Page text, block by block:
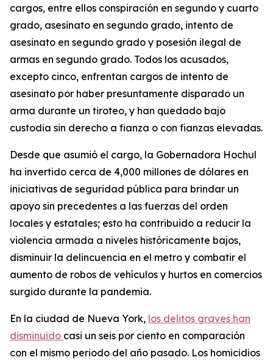
cargos, entre ellos conspiración en segundo y cuarto
grado, asesinato en segundo grado, intento de
asesinato en segundo grado y posesión ilegal de
armas en segundo grado. Todos los acusados,
excepto cinco, enfrentan cargos de intento de
asesinato por haber presuntamente disparado un
arma durante un tiroteo, y han quedado bajo
custodia sin derecho a fianza o con fianzas elevadas.
Desde que asumió el cargo, la Gobernadora Hochul
ha invertido cerca de 4,000 millones de dólares en
iniciativas de seguridad pública para brindar un
apoyo sin precedentes a las fuerzas del orden
locales y estatales; esto ha contribuido a reducir la
violencia armada a niveles históricamente bajos,
disminuir la delincuencia en el metro y combatir el
aumento de robos de vehículos y hurtos en comercios
surgido durante la pandemia.
En la ciudad de Nueva York, los delitos graves han
disminuido casi un seis por ciento en comparación
con el mismo periodo del año pasado. Los homicidios